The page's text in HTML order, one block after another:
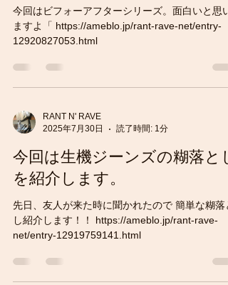
今回はビフォーアフターシリーズ。面白いと思い
ますよ「 https://ameblo.jp/rant-rave-net/entry-
12920827053.html
RANT N' RAVE
2025年7月30日
読了時間: 1分
今回は生機ジーンズの糊落とし
を紹介します。
先日、友人が来た時に聞かれたので 簡単な糊落
し紹介します！！ https://ameblo.jp/rant-rave-
net/entry-12919759141.html